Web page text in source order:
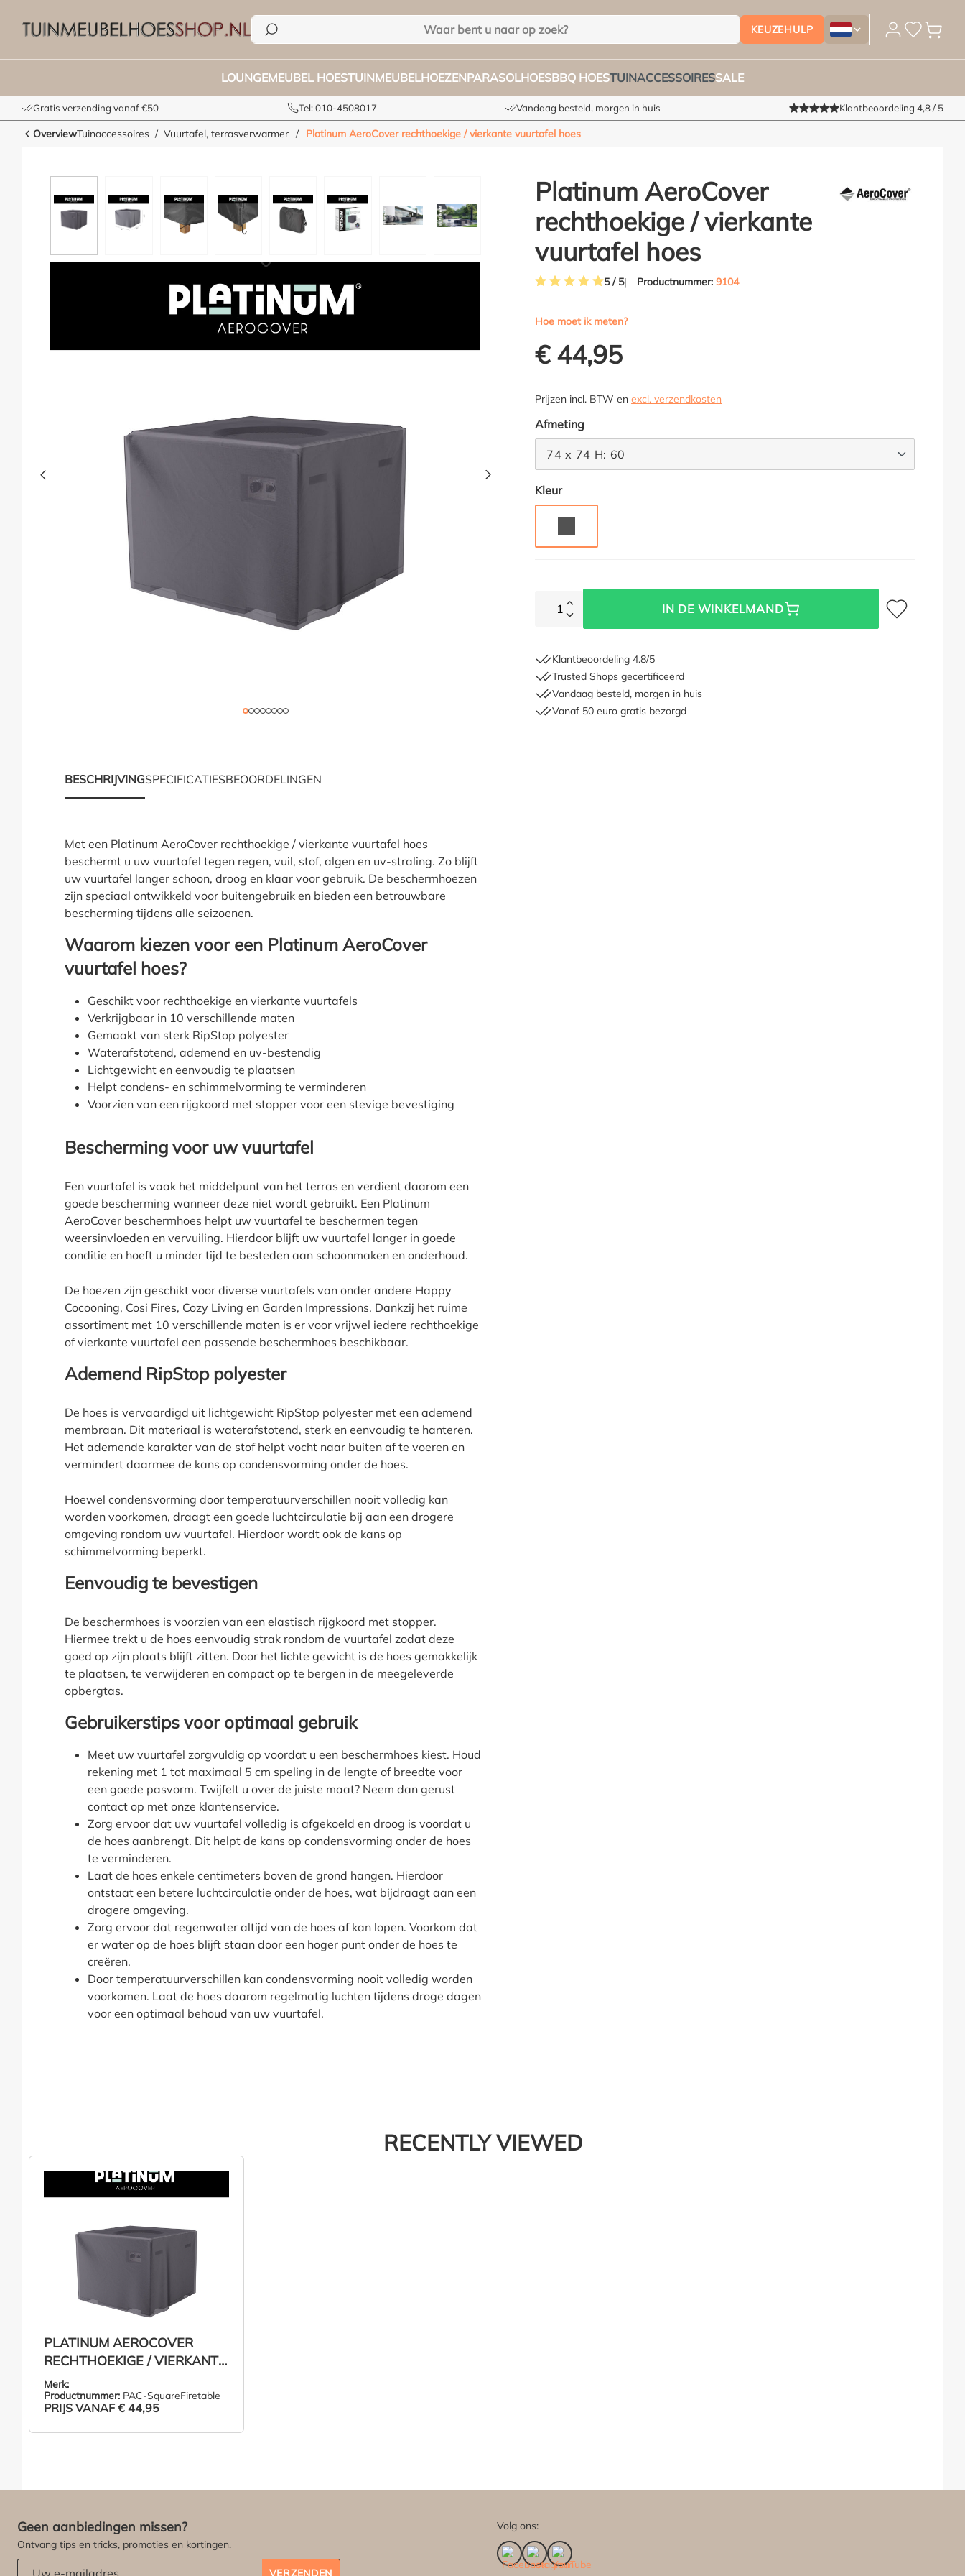
KEUZEHULP
Tuinmeubelhoesshop.nl -
LOUNGEMEUBEL HOESTUINMEUBELHOEZENPARASOLHOESBBQ HOESTUINACCESSOIRESSALE
Gratis verzending vanaf €50 Tel: 010-4508017 Vandaag besteld, morgen in huis Klantbeoordeling 4,8 / 5
OverviewTuinaccessoires Vuurtafel, terrasverwarmer / Platinum AeroCover rechthoekige / vierkante vuurtafel hoes
Platinum AeroCover
rechthoekige / vierkante
vuurtafel hoes
5 / 5 Productnummer:9104
Hoe moet ik meten?
€ 44,95
Prijzen incl. BTW enexcl. verzendkosten
Selecteer
Afmeting
74 x 74 H: 60
Selecteer
Kleur
1 IN DE WINKELMAND
Toevoegen aan
Klantbeoordeling 4.8/5
Trusted Shops gecertificeerd
Vandaag besteld, morgen in huis
Vanaf 50 euro gratis bezorgd
BESCHRIJVINGSPECIFICATIESBEOORDELINGEN
Productinformatie "Platinum AeroCover rechthoekige / vierkante vuurtafel
Met een Platinum AeroCover rechthoekige / vierkante vuurtafel hoes
beschermt u uw vuurtafel tegen regen, vuil, stof, algen en uv-straling. Zo blijft
uw vuurtafel langer schoon, droog en klaar voor gebruik. De beschermhoezen
zijn speciaal ontwikkeld voor buitengebruik en bieden een betrouwbare
bescherming tijdens alle seizoenen.
Waarom kiezen voor een Platinum AeroCover
vuurtafel hoes?
Geschikt voor rechthoekige en vierkante vuurtafels
Verkrijgbaar in 10 verschillende maten
Gemaakt van sterk RipStop polyester
Waterafstotend, ademend en uv-bestendig
Lichtgewicht en eenvoudig te plaatsen
Helpt condens- en schimmelvorming te verminderen
Voorzien van een rijgkoord met stopper voor een stevige bevestiging
Bescherming voor uw vuurtafel
Een vuurtafel is vaak het middelpunt van het terras en verdient daarom een
goede bescherming wanneer deze niet wordt gebruikt. Een Platinum
AeroCover beschermhoes helpt uw vuurtafel te beschermen tegen
weersinvloeden en vervuiling. Hierdoor blijft uw vuurtafel langer in goede
conditie en hoeft u minder tijd te besteden aan schoonmaken en onderhoud.
De hoezen zijn geschikt voor diverse vuurtafels van onder andere Happy
Cocooning, Cosi Fires, Cozy Living en Garden Impressions. Dankzij het ruime
assortiment met 10 verschillende maten is er voor vrijwel iedere rechthoekige
of vierkante vuurtafel een passende beschermhoes beschikbaar.
Ademend RipStop polyester
De hoes is vervaardigd uit lichtgewicht RipStop polyester met een ademend
membraan. Dit materiaal is waterafstotend, sterk en eenvoudig te hanteren.
Het ademende karakter van de stof helpt vocht naar buiten af te voeren en
vermindert daarmee de kans op condensvorming onder de hoes.
Hoewel condensvorming door temperatuurverschillen nooit volledig kan
worden voorkomen, draagt een goede luchtcirculatie bij aan een drogere
omgeving rondom uw vuurtafel. Hierdoor wordt ook de kans op
schimmelvorming beperkt.
Eenvoudig te bevestigen
De beschermhoes is voorzien van een elastisch rijgkoord met stopper.
Hiermee trekt u de hoes eenvoudig strak rondom de vuurtafel zodat deze
goed op zijn plaats blijft zitten. Door het lichte gewicht is de hoes gemakkelijk
te plaatsen, te verwijderen en compact op te bergen in de meegeleverde
opbergtas.
Gebruikerstips voor optimaal gebruik
Meet uw vuurtafel zorgvuldig op voordat u een beschermhoes kiest. Houd
rekening met 1 tot maximaal 5 cm speling in de lengte of breedte voor
een goede pasvorm. Twijfelt u over de juiste maat? Neem dan gerust
contact op met onze klantenservice.
Zorg ervoor dat uw vuurtafel volledig is afgekoeld en droog is voordat u
de hoes aanbrengt. Dit helpt de kans op condensvorming onder de hoes
te verminderen.
Laat de hoes enkele centimeters boven de grond hangen. Hierdoor
ontstaat een betere luchtcirculatie onder de hoes, wat bijdraagt aan een
drogere omgeving.
Zorg ervoor dat regenwater altijd van de hoes af kan lopen. Voorkom dat
er water op de hoes blijft staan door een hoger punt onder de hoes te
creëren.
Door temperatuurverschillen kan condensvorming nooit volledig worden
voorkomen. Laat de hoes daarom regelmatig luchten tijdens droge dagen
voor een optimaal behoud van uw vuurtafel.
RECENTLY VIEWED
PLATINUM AEROCOVER
RECHTHOEKIGE / VIERKANTE
VUURTAFEL HOES
Merk:
Productnummer: PAC-SquareFiretable
PRIJS VANAF € 44,95
Geen aanbiedingen missen?
Ontvang tips en tricks, promoties en kortingen.
VERZENDEN
Volg ons: